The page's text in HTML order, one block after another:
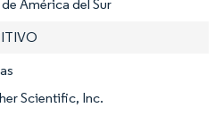
América del Sur
Scientific, Inc.